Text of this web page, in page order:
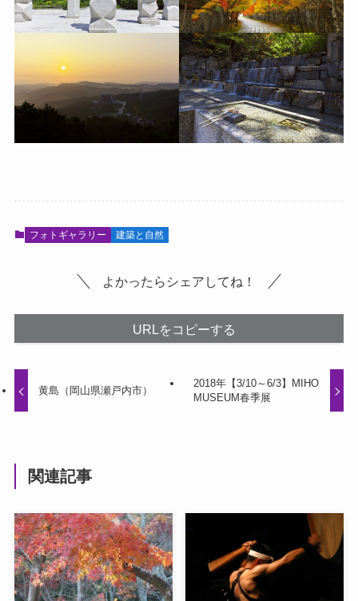
フォトギャラリー 建築と自然
よかったらシェアしてね！
URLをコピーする
黄島（岡山県瀬戸内市）
2018年【3/10～6/3】MIHO
MUSEUM春季展
関連記事